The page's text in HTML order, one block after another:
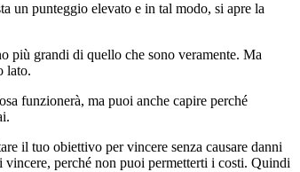
un punteggio elevato e in tal modo, si apre la
più grandi di quello che sono veramente. Ma
lato.
funzionerà, ma puoi anche capire perché
il tuo obiettivo per vincere senza causare danni
vincere, perché non puoi permetterti i costi. Quindi